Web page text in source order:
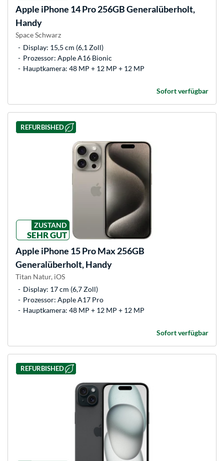
Apple iPhone 14 Pro 256GB Generalüberholt,
Handy
Space Schwarz
Display: 15,5 cm (6,1 Zoll)
Prozessor: Apple A16 Bionic
Hauptkamera: 48 MP + 12 MP + 12 MP
Sofort verfügbar
REFURBISHED
ZUSTAND
SEHR GUT
Apple iPhone 15 Pro Max 256GB
Generalüberholt, Handy
Titan Natur, iOS
Display: 17 cm (6,7 Zoll)
Prozessor: Apple A17 Pro
Hauptkamera: 48 MP + 12 MP + 12 MP
Sofort verfügbar
REFURBISHED